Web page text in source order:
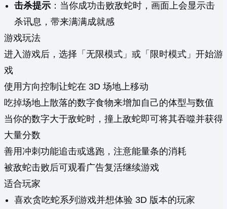
击杀提示 ：当你成功击败敌蛇时，画面上会显示击
杀讯息，带来满满成就感
游戏玩法
进入游戏后，选择「无限模式」或「限时模式」开始游
戏
使用方向控制让蛇在 3D 场地上移动
吃掉场地上散落的数字食物来增加自己的体型与数值
当你的数字大于敌蛇时，撞上敌蛇即可将其吞噬并获得
大量分数
善用冲刺功能追击或逃跑，注意能量条的消耗
被敌蛇击败后可观看广告复活继续游戏
适合玩家
喜欢贪吃蛇系列游戏并想体验 3D 版本的玩家